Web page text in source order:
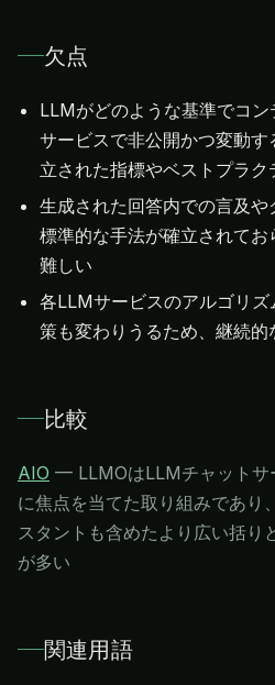
欠点
LLMがどのような基準でコ
サービスで非公開かつ変動
立された指標やベストプラ
生成された回答内での言及
標準的な手法が確立されて
難しい
各LLMサービスのアルゴリ
策も変わりうるため、継続的
比較
AIO — LLMOはLLMチャット
に焦点を当てた取り組みであり
スタントも含めたより広い括り
が多い
関連用語